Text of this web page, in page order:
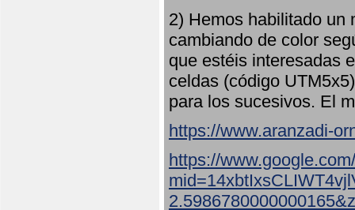
2) Hemos habilitado un
cambiando de color
que estéis interesadas
celdas (código
para los sucesivos. El
https://www.aranzadi-
https://